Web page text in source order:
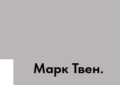
Марк Твен.